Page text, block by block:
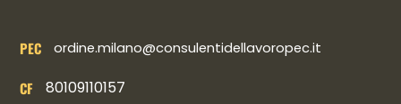
PEC ordine.milano@consulentidellavoropec.it
CF 80109110157